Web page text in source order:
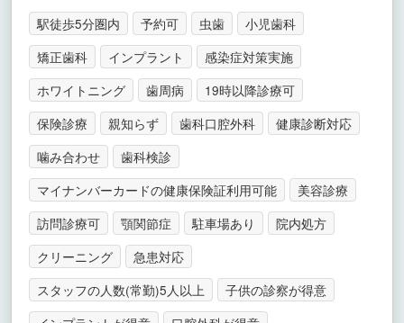
駅徒歩5分圏内 予約可 虫歯
小児歯科
矯正歯科
インプラント
感染症対策実施
ホワイトニング
歯周病
19時以降診療可
保険診療
親知らず 歯科口腔外科
健康診断対応
噛み合わせ
歯科検診
マイナンバーカードの健康保険証利用可能
美容診療
訪問診療可
顎関節症 駐車場あり
院内処方
クリーニング
急患対応
スタッフの人数(常勤)5人以上
子供の診察が得意